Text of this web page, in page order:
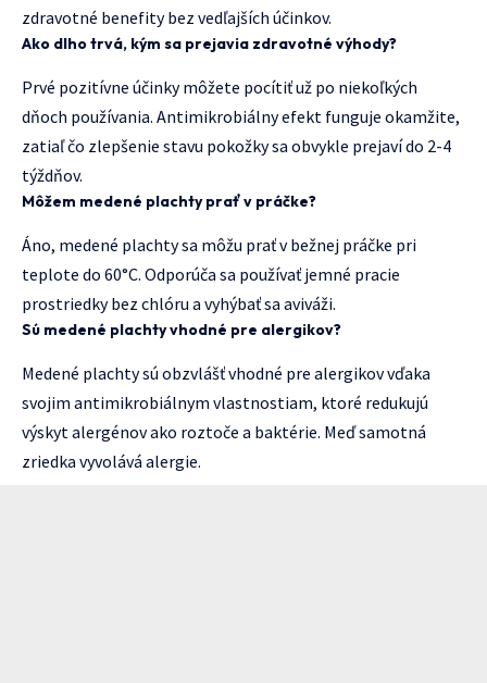
zdravotné benefity bez vedľajších účinkov.
Ako dlho trvá, kým sa prejavia zdravotné výhody?
Prvé pozitívne účinky môžete pocítiť už po niekoľkých
dňoch používania. Antimikrobiálny efekt funguje okamžite,
zatiaľ čo zlepšenie stavu pokožky sa obvykle prejaví do 2-4
týždňov.
Môžem medené plachty prať v práčke?
Áno, medené plachty sa môžu prať v bežnej práčke pri
teplote do 60°C. Odporúča sa používať jemné pracie
prostriedky bez chlóru a vyhýbať sa aviváži.
Sú medené plachty vhodné pre alergikov?
Medené plachty sú obzvlášť vhodné pre alergikov vďaka
svojim antimikrobiálnym vlastnostiam, ktoré redukujú
výskyt alergénov ako roztoče a baktérie. Meď samotná
zriedka vyvolává alergie.